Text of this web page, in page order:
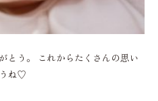
とう。 これからたくさんの思い
ね♡